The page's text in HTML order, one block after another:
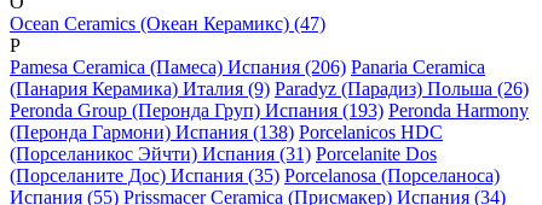
Ocean Ceramics (Океан Керамикс) (47)
P
Pamesa Ceramica (Памеса) Испания (206) Panaria Ceramica
(Панария Керамика) Италия (9) Paradyz (Парадиз) Польша (26)
Peronda Group (Перонда Груп) Испания (193) Peronda Harmony
(Перонда Гармони) Испания (138) Porcelanicos HDC
(Порселаникос Эйчти) Испания (31) Porcelanite Dos
(Порселаните Дос) Испания (35) Porcelanosa (Порселаноса)
Испания (55) Prissmacer Ceramica (Присмакер) Испания (34)